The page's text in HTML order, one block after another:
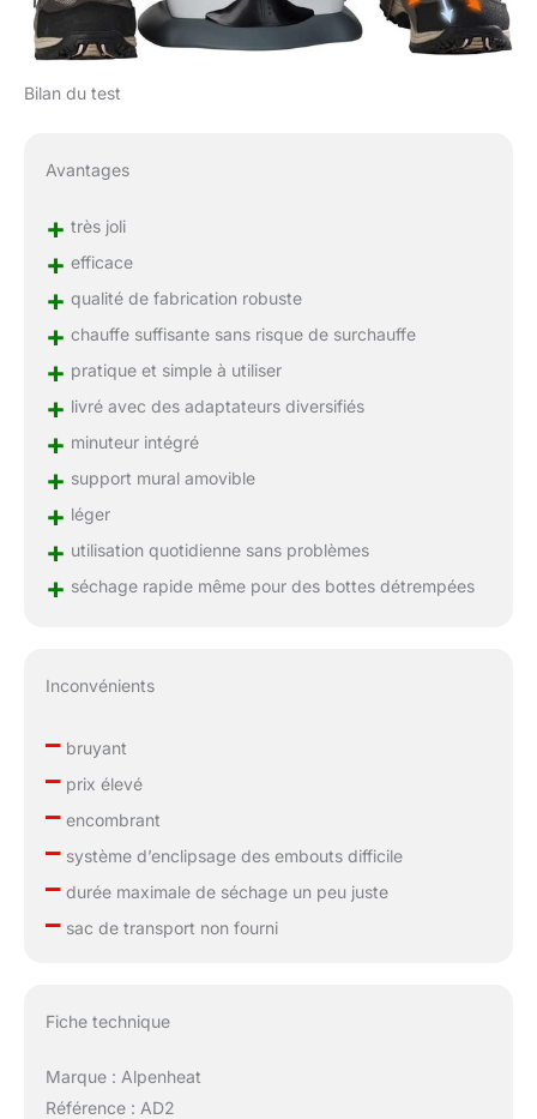
Bilan du test
Avantages
+ très joli
+ efficace
+ qualité de fabrication robuste
+ chauffe suffisante sans risque de surchauffe
+ pratique et simple à utiliser
+ livré avec des adaptateurs diversifiés
+ minuteur intégré
+ support mural amovible
+ léger
+ utilisation quotidienne sans problèmes
+ séchage rapide même pour des bottes détrempées
Inconvénients
–bruyant
–prix élevé
–encombrant
–système d’enclipsage des embouts difficile
–durée maximale de séchage un peu juste
–sac de transport non fourni
Fiche technique
Marque : Alpenheat
Référence : AD2